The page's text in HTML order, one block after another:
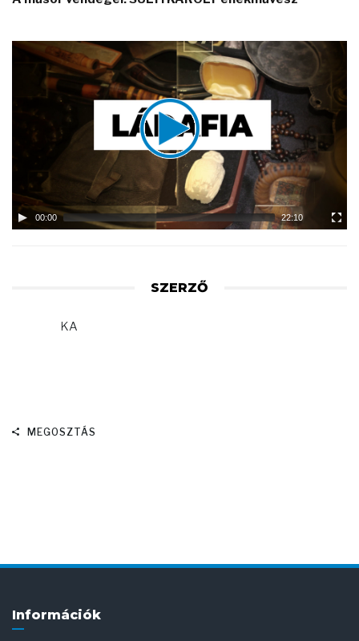
Video
Player
00:00 22:10
SZERZŐ
KA
MEGOSZTÁS
Információk